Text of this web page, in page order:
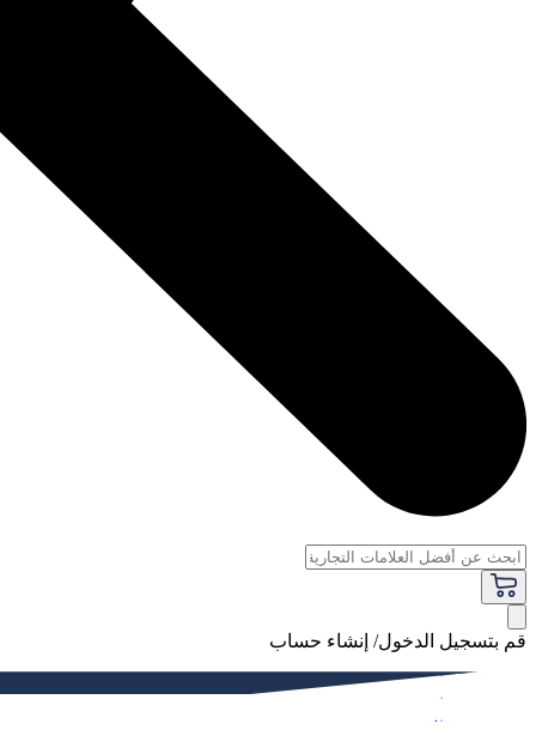
قم بتسجيل الدخول/ إنشاء حساب
فاخر
النساء
الرجال